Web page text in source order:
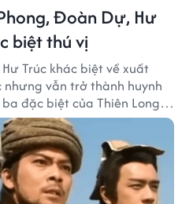
Đoàn Dự, Hư
biệt thú vị
Trúc khác biệt về xuất
vẫn trở thành huynh
đặc biệt của Thiên Long